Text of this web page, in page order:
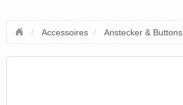
Accessoires Anstecker & Buttons